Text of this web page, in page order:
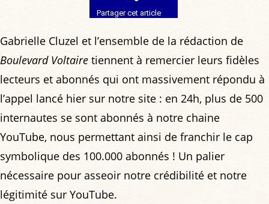
Partager cet article
Gabrielle Cluzel et l’ensemble de la rédaction de
Boulevard Voltaire tiennent à remercier leurs fidèles
lecteurs et abonnés qui ont massivement répondu à
l’appel lancé hier sur notre site : en 24h, plus de 500
internautes se sont abonnés à notre chaine
YouTube, nous permettant ainsi de franchir le cap
symbolique des 100.000 abonnés ! Un palier
nécessaire pour asseoir notre crédibilité et notre
légitimité sur YouTube.